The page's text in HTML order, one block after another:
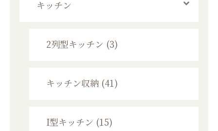
キッチン
2列型キッチン (3)
キッチン収納 (41)
I型キッチン (15)